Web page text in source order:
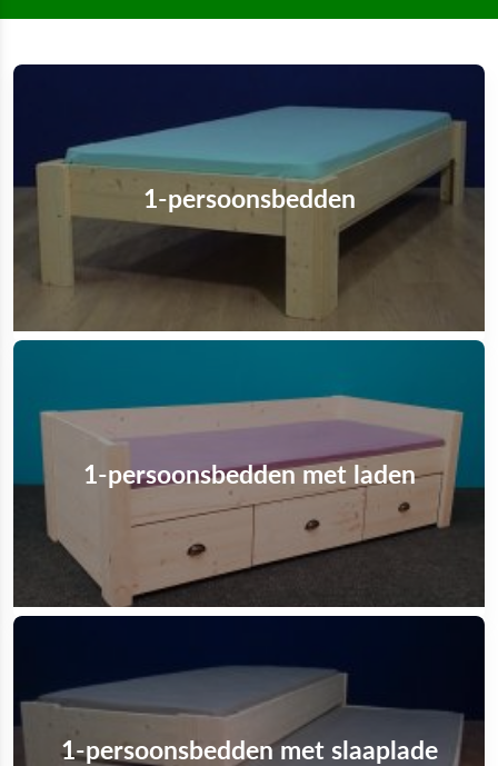
1-persoonsbedden
1-persoonsbedden met laden
1-persoonsbedden met slaaplade